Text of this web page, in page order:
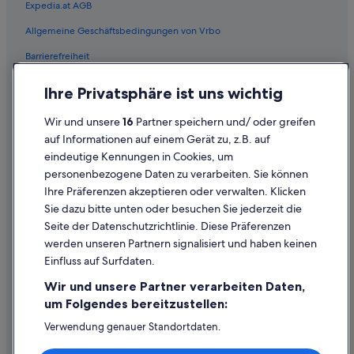
Expedia.at AGB
Allgemeine Geschäftsbedingungen von Vrbo
Barrierefreiheit
Rechtliche Hinweise/Kontakt
Inhaltsrichtlinien und Melden von Inhalten
Hilfe
Hilfe
Rückerstattungsprozess und Zeitrahmen
Buchen Sie einen Flug mit einer Gutschrift bei der Fluggesellschaft
Internationale Reisedokumente
Ihre Privatsphäre ist uns wichtig
Wir und unsere16 Partner speichern und/ oder greifen
auf Informationen auf einem Gerät zu, z.B. auf
eindeutige Kennungen in Cookies, um
personenbezogene Daten zu verarbeiten. Sie können
Ihre Präferenzen akzeptieren oder verwalten. Klicken
Sie dazu bitte unten oder besuchen Sie jederzeit die
Seite der Datenschutzrichtlinie. Diese Präferenzen
werden unseren Partnern signalisiert und haben keinen
Einfluss auf Surfdaten.
Wir und unsere Partner verarbeiten Daten,
um Folgendes bereitzustellen:
Verwendung genauer Standortdaten.